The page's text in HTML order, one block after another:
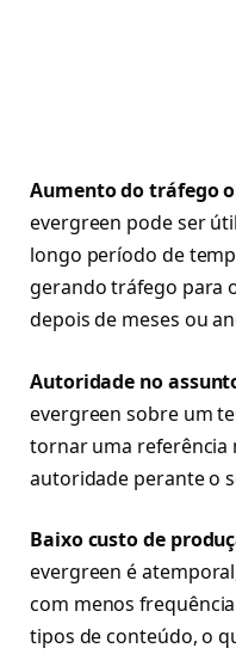
Aumento do tráfego
evergreen pode ser
longo período de
gerando tráfego para
depois de meses ou
Autoridade no
evergreen sobre um
tornar uma referência
autoridade perante o
Baixo custo de
evergreen é
com menos
tipos de conteúdo, o